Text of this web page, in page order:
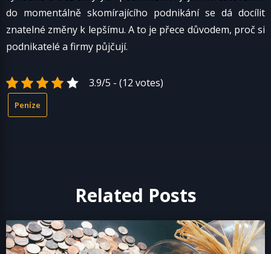
do momentálně skomírajícího podnikání se dá docílit
znatelné změny k lepšímu. A to je přece důvodem, proč si
podnikatelé a firmy půjčují.
3.9/5 - (12 votes)
Peníze
Related Posts